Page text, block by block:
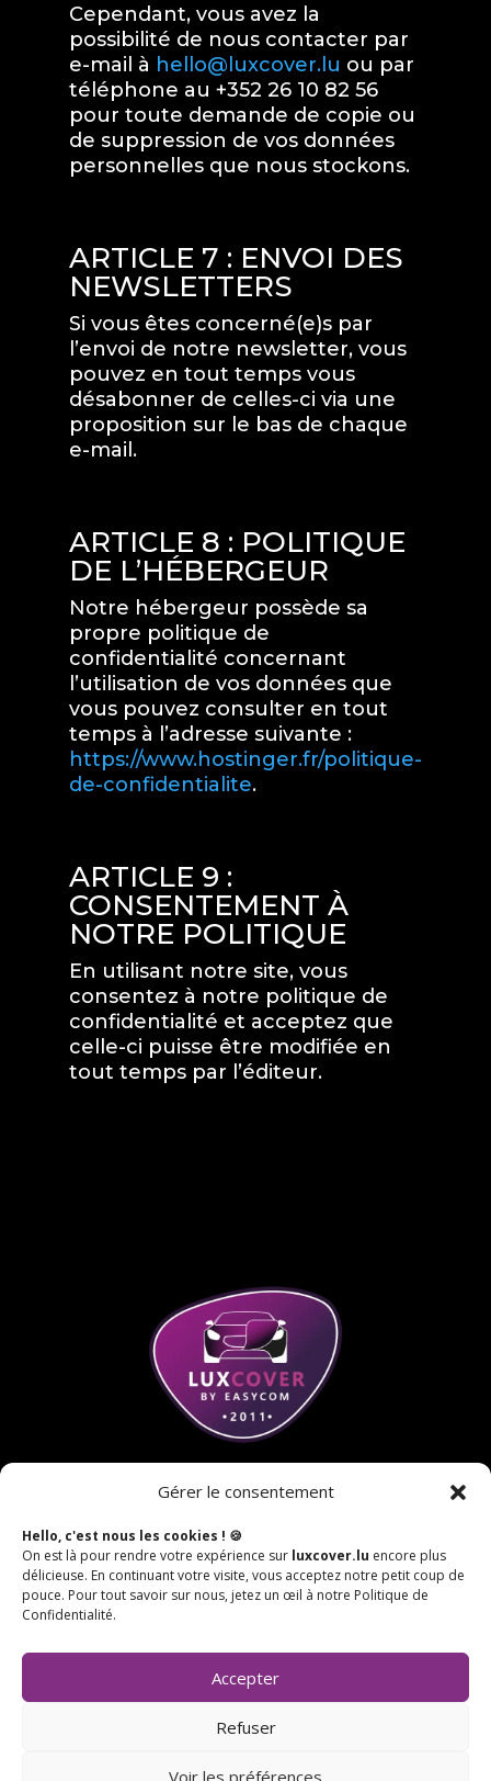
Gérer le consentement
Hello, c'est nous les cookies ! 🍪
On est là pour rendre votre expérience sur luxcover.lu encore plus
délicieuse. En continuant votre visite, vous acceptez notre petit coup de
pouce. Pour tout savoir sur nous, jetez un œil à notre Politique de
Confidentialité.
Accepter
Refuser
Voir les préférences
Cependant, vous avez la
possibilité de nous contacter par
e-mail à hello@luxcover.lu ou par
téléphone au +352 26 10 82 56
pour toute demande de copie ou
de suppression de vos données
personnelles que nous stockons.
ARTICLE 7 : ENVOI DES
NEWSLETTERS
Si vous êtes concerné(e)s par
l’envoi de notre newsletter, vous
pouvez en tout temps vous
désabonner de celles-ci via une
proposition sur le bas de chaque
e-mail.
ARTICLE 8 : POLITIQUE
DE L’HÉBERGEUR
Notre hébergeur possède sa
propre politique de
confidentialité concernant
l’utilisation de vos données que
vous pouvez consulter en tout
temps à l’adresse suivante :
https://www.hostinger.fr/politique-
de-confidentialite.
ARTICLE 9 :
CONSENTEMENT À
NOTRE POLITIQUE
En utilisant notre site, vous
consentez à notre politique de
confidentialité et acceptez que
celle-ci puisse être modifiée en
tout temps par l’éditeur.
Accueil
Protection voiture
Covering
Mentions légales
Politique de cookies (UE)